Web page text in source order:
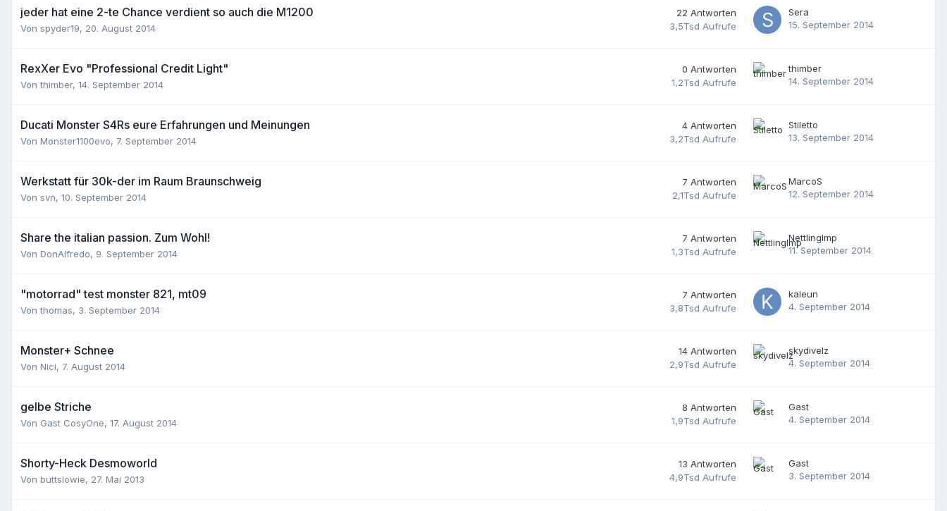
jeder hat eine 2-te Chance verdient so auch die M1200
Von spyder19, 20. August 2014
22 Antworten
3,5Tsd Aufrufe
Sera
15. September 2014
RexXer Evo "Professional Credit Light"
Vonthimber, 14. September 2014
0 Antworten
1,2Tsd Aufrufe
thimber
14. September 2014
Ducati Monster S4Rs eure Erfahrungen und Meinungen
Von Monster1100evo, 7. September 2014
4 Antworten
3,2Tsd Aufrufe
Stiletto
13. September 2014
Werkstatt für 30k-der im Raum Braunschweig
Von svn, 10. September 2014
7 Antworten
2,1Tsd Aufrufe
MarcoS
12. September 2014
Share the italian passion. Zum Wohl!
Von DonAlfredo, 9. September 2014
7 Antworten
1,3Tsd Aufrufe
NettlingImp
11. September 2014
"motorrad" test monster 821, mt09
Vonthomas, 3. September 2014
7 Antworten
3,8Tsd Aufrufe
kaleun
4. September 2014
Monster+ Schnee
Von Nici, 7. August 2014
14 Antworten
2,9Tsd Aufrufe
skydivelz
4. September 2014
gelbe Striche
Von Gast CosyOne, 17. August 2014
8 Antworten
1,9Tsd Aufrufe
Gast
4. September 2014
Shorty-Heck Desmoworld
Von buttslowie, 27. Mai 2013
13 Antworten
4,9Tsd Aufrufe
Gast
3. September 2014